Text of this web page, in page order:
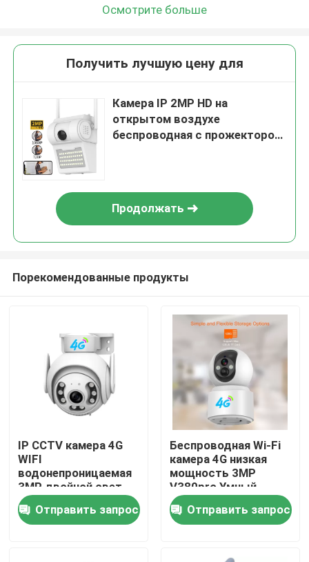
Домой
Продукты
Осмотрите больше
Получить лучшую цену для
Камера IP 2MP HD на
открытом воздухе
беспроводная с прожектором
Продолжать
Порекомендованные продукты
IP CCTV камера 4G
WIFI
водонепроницаемая
3MP двойной свет
Домашняя
безопасность OEM
беспроводная
Отправить запрос
Беспроводная Wi-Fi
камера 4G низкая
мощность 3MP
V380pro Умный
отслеживание Wi-Fi
Безопасность
домашних животных
Отправить запрос